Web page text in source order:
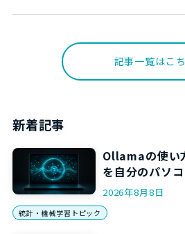
記事一覧はこ
新着記事
Ollamaの使い
を自分のパソ
2026年8月8日
統計・機械学習トピック